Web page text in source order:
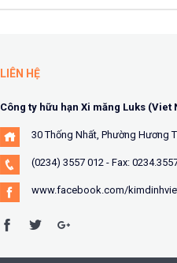
LIÊN HỆ
Công ty hữu hạn Xi măng Luks (Viet
30 Thống Nhất, Phường Hương
(0234) 3557 012 - Fax:
www.facebook.com/